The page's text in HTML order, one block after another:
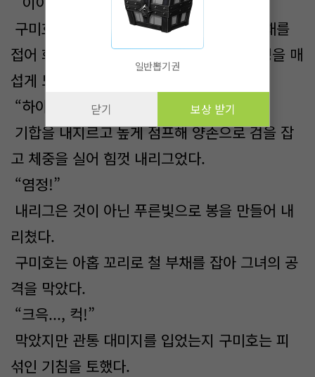
구미호는 화살촉을 뚫어지게 보다가 철 부채를
접어 화살을 소멸시켜버리고, 달려오는 수영을 매
섭게 노려보았다.
“하아아압!”
기합을 내지르고 높게 점프해 양손으로 검을 잡
고 체중을 실어 힘껏 내리그었다.
“염정!”
내리그은 것이 아닌 푸른빛으로 봉을 만들어 내
리쳤다.
구미호는 아홉 꼬리로 철 부채를 잡아 그녀의 공
격을 막았다.
“크윽..., 컥!”
막았지만 관통 대미지를 입었는지 구미호는 피
섞인 기침을 토했다.
일반뽑기권
닫기 보상 받기